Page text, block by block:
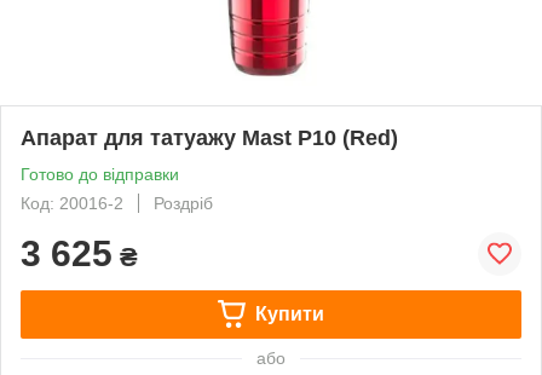
Апарат для татуажу Mast P10 (Red)
Готово до відправки
Код: 20016-2
Роздріб
3 625 ₴
Купити
або